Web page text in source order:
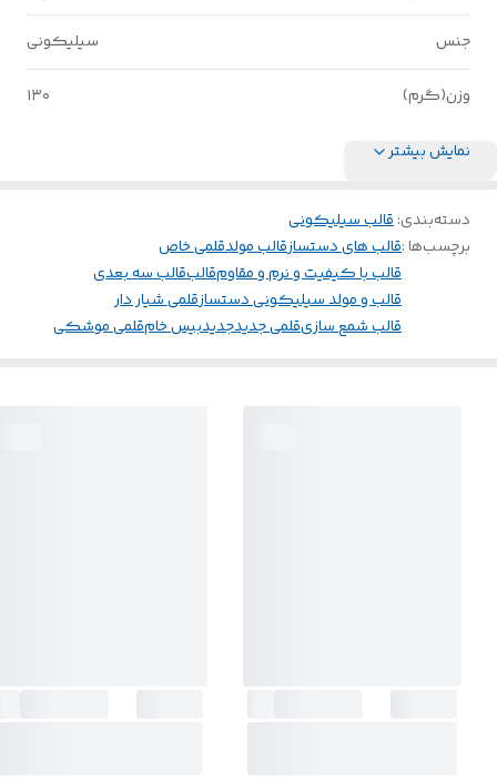
جنس سیلیکونی
وزن(گرم) ۱۳۰
نمایش بیشتر
دسته‌بندی:قالب سیلیکونی
برچسب‌ها :قالب های دستسازقالب مولدقلمی خاص
قالب با کیفیت و نرم و مقاومقالبقالب سه بعدی
قالب و مولد سیلیکونی دستسازقلمی شیار دار
قالب شمع سازیقلمی جدیدجدیدبیس خامقلمی موشکی